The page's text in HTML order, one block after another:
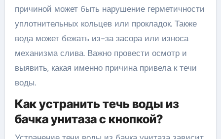
причиной может быть нарушение герметичности
уплотнительных кольцев или прокладок. Также
вода может бежать из-за засора или износа
механизма слива. Важно провести осмотр и
выявить, какая именно причина привела к течи
воды.
Как устранить течь воды из
бачка унитаза с кнопкой?